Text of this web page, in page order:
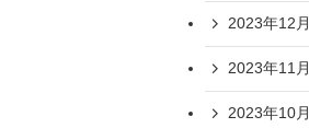
2023年12月
2023年11月
2023年10月